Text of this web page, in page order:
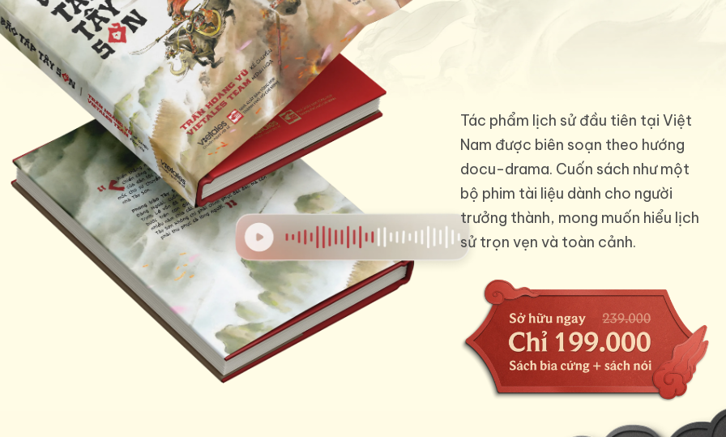
Tác phẩm lịch sử đầu tiên tại Việt
Nam được biên soạn theo hướng
docu-drama. Cuốn sách như một
bộ phim tài liệu dành cho người
trưởng thành, mong muốn hiểu lịch
sử trọn vẹn và toàn cảnh.